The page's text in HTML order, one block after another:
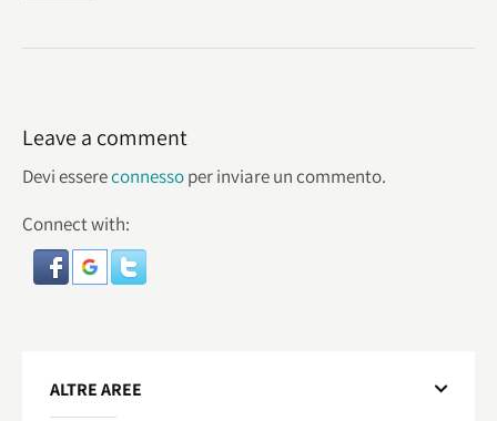
Leave a comment
Devi essereconnessoper inviare un commento.
Connect with:
ALTRE AREE